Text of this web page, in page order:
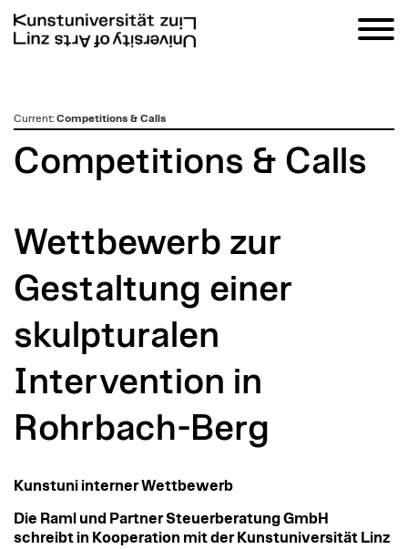
zumCurrent: Competitions & Calls
Competitions & Calls
Wettbewerb zur
Gestaltung einer
skulpturalen
Intervention in
Rohrbach-Berg
Kunstuni interner Wettbewerb
Die Raml und Partner Steuerberatung GmbH
schreibt in Kooperation mit der Kunstuniversität Linz